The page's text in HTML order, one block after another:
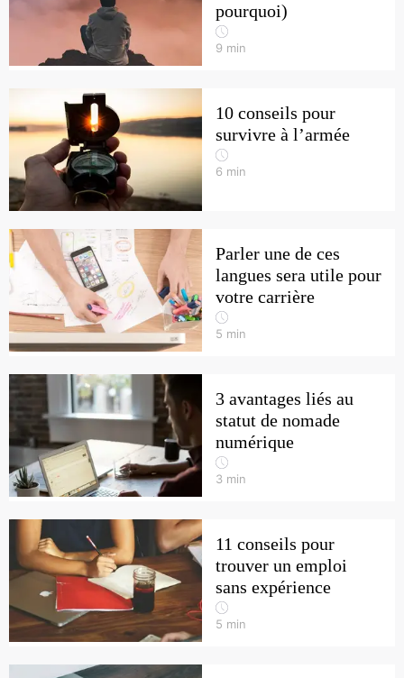
pourquoi)
9 min
10 conseils pour
survivre à l’armée
6 min
Parler une de ces
langues sera utile pour
votre carrière
5 min
3 avantages liés au
statut de nomade
numérique
3 min
11 conseils pour
trouver un emploi
sans expérience
5 min